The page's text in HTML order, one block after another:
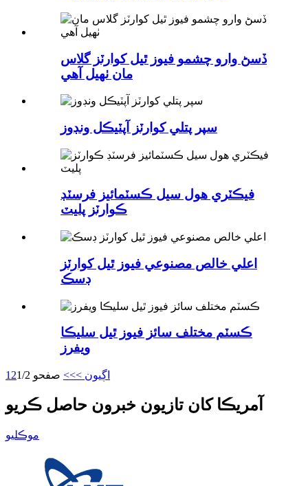
ڏسڻ وارو چشمو فيوز ٿيل کوارٽز گلاس
مان ٺهيل آهي
سپر پتلي کوارٽز آپٽيڪل ونڊوز
فيڪٽري هول سيل ڪسٽمائيز فرسٽڊ
ڪوارٽز پليٽ
اعلي خالص مصنوعي فيوز ٿيل کوارٽز
ڊسڪ
ڪسٽم مختلف سائز فيوز ٿيل سليڪا
ويفرز
1 2 اڳيون >>> صفحو 1/2
آمريڪا کان تازيون خبرون حاصل ڪريو
موڪليو